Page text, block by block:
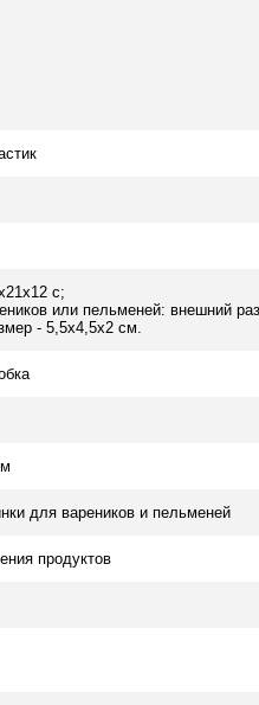
с;
или пельменей: внешний
- 5,5х4,5х2 см.
для вареников и пельменей
продуктов